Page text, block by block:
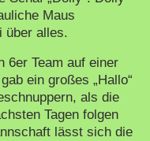
Maus
über alles.
6er Team auf einer
ein großes „Hallo“
als die
Tagen folgen
lässt sich die